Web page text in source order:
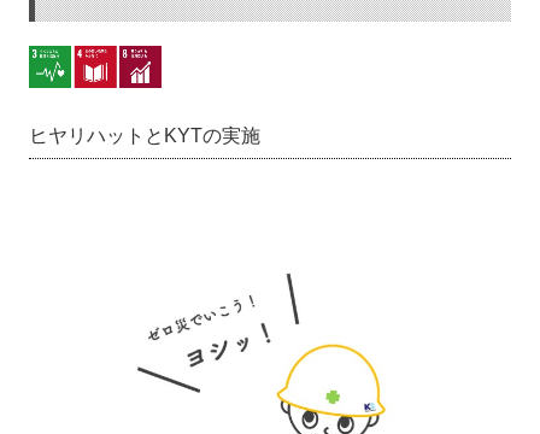
ヒヤリハットとKYTの実施